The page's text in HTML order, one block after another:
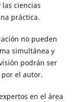
ciencias
práctica.
no pueden
simultánea y
podrán ser
el autor.
en el área